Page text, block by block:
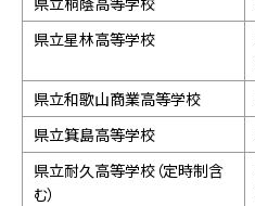
県立星林高等学校
県立和歌山商業高等学校
県立箕島高等学校
県立耐久高等学校（定時制含
む）